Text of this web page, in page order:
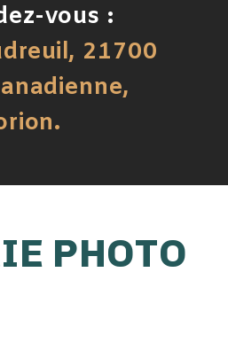
vous :
21700
PHOTO